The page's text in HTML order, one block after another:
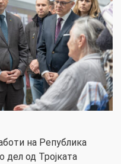
на Република
дел од Тројката